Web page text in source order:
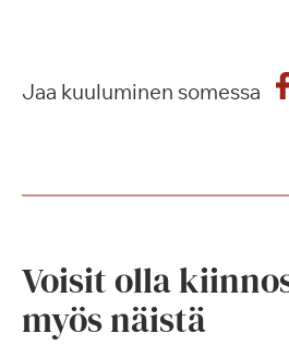
Jaa kuuluminen somessa
Voisit olla
myös näistä